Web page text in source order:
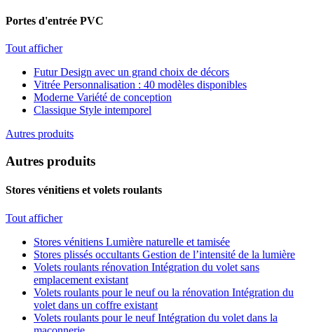
Portes d'entrée PVC
Tout afficher
Futur Design avec un grand choix de décors
Vitrée Personnalisation : 40 modèles disponibles
Moderne Variété de conception
Classique Style intemporel
Autres produits
Autres produits
Stores vénitiens et volets roulants
Tout afficher
Stores vénitiens Lumière naturelle et tamisée
Stores plissés occultants Gestion de l’intensité de la lumière
Volets roulants rénovation Intégration du volet sans
emplacement existant
Volets roulants pour le neuf ou la rénovation Intégration du
volet dans un coffre existant
Volets roulants pour le neuf Intégration du volet dans la